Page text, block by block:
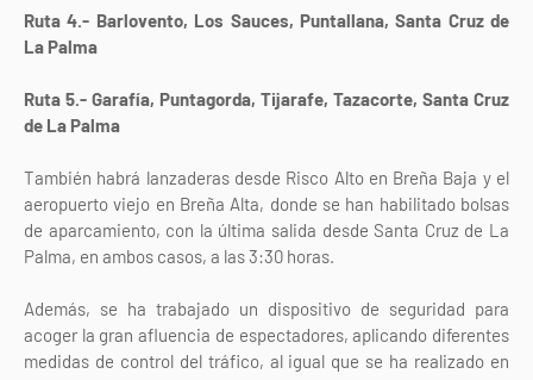
Ruta 4.- Barlovento, Los Sauces, Puntallana, Santa Cruz de
La Palma
Ruta 5.- Garafía, Puntagorda, Tijarafe, Tazacorte, Santa Cruz
de La Palma
También habrá lanzaderas desde Risco Alto en Breña Baja y el
aeropuerto viejo en Breña Alta, donde se han habilitado bolsas
de aparcamiento, con la última salida desde Santa Cruz de La
Palma, en ambos casos, a las 3:30 horas.
Además, se ha trabajado un dispositivo de seguridad para
acoger la gran afluencia de espectadores, aplicando diferentes
medidas de control del tráfico, al igual que se ha realizado en